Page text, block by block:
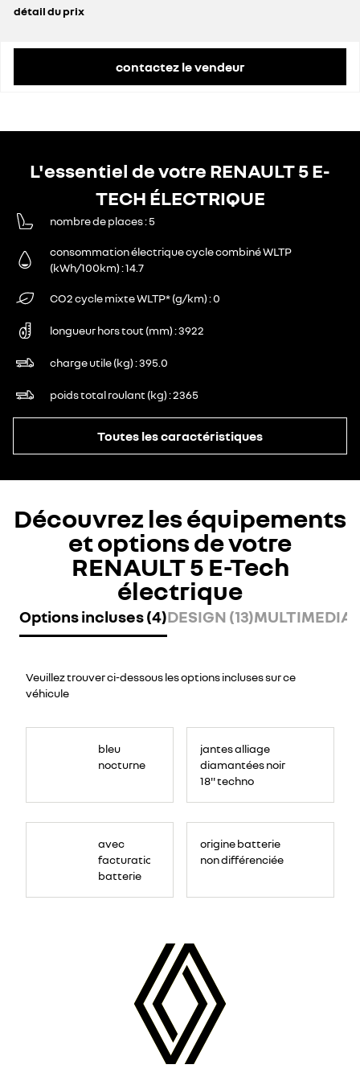
détail du prix
contactez le vendeur
L'essentiel de votre RENAULT 5 E-
TECH ÉLECTRIQUE
nombre de places 5
consommation électrique cycle combiné WLTP
(kWh/100km) 14.7
CO2 cycle mixte WLTP* (g/km) 0
longueur hors tout (mm) 3922
charge utile (kg) 395.0
poids total roulant (kg) 2365
Toutes les caractéristiques
Découvrez les équipements
et options de votre
RENAULT 5 E-Tech
électrique
Options incluses (4)DESIGN (13)MULTIMEDIA
Veuillez trouver ci-dessous les options incluses sur ce
véhicule
bleu
nocturne
jantes alliage
diamantées noir
18'' techno
avec
facturation
batterie
origine batterie
non différenciée